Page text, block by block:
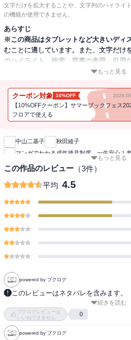
文字だけを拡大することや、文字列のハイライ
の機能が使用できません。
あらすじ
※この商品はタブレットなど大きいディ
むことに適しています。また、文字だけ
のハイライト、検索、辞書の参照、引用
成年後見制度は専門家からみても難しく
かなか理解してもらえません。本書では
ら相談を受けたケース――介護、通帳管
が必要なのか、スムーズに利用するには
になっても安心して暮らすには今何をし
を登場人物と一緒に考えながら学べます
ページを画像にした電子書籍です。文字
ませんので、タブレットサイズの端末で
た、文字列のハイライトや検索、辞書の
用できません。
もっと見る
クーポン対象 10%OFF
【10%OFFクーポン】サマーブックフェス
フロアで使える
新刊通知
中山二基子
秋田綾子
マンガでわかる成年後見制度 一生安心！
もっと見る
この作品のレビュー （3件）
平均 4.5
powered by ブクログ
このレビューはネタバレを含みます。
亀戸図書館で見かけたが、今は行政書士
そのうち。江戸川区にもあるが、墨田区
続きを読む
ブクログレビューは
いいねできません
0
powered by ブクログ